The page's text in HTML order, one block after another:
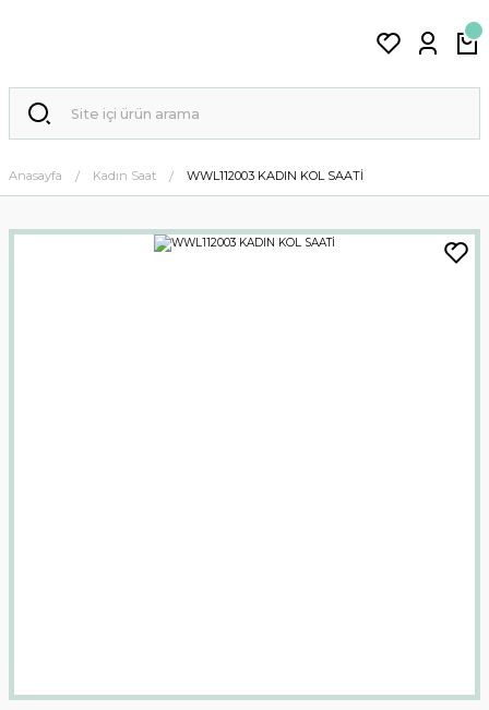
Anasayfa Kadın Saat WWL112003 KADIN KOL SAATİ